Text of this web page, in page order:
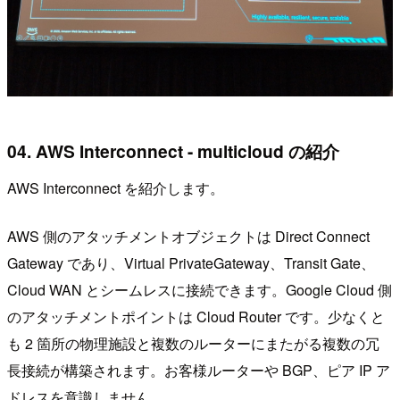
04. AWS Interconnect - multicloud の紹介
AWS Interconnect を紹介します。
AWS 側のアタッチメントオブジェクトは Direct Connect
Gateway であり、Virtual PrivateGateway、Transit Gate、
Cloud WAN とシームレスに接続できます。Google Cloud 側
のアタッチメントポイントは Cloud Router です。少なくと
も 2 箇所の物理施設と複数のルーターにまたがる複数の冗
長接続が構築されます。お客様ルーターや BGP、ピア IP ア